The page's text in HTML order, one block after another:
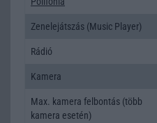
Zenelejátszás (Music Player)
Rádió
Kamera
Max. kamera felbontás (több
kamera esetén)